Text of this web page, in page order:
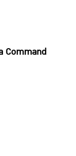
Command